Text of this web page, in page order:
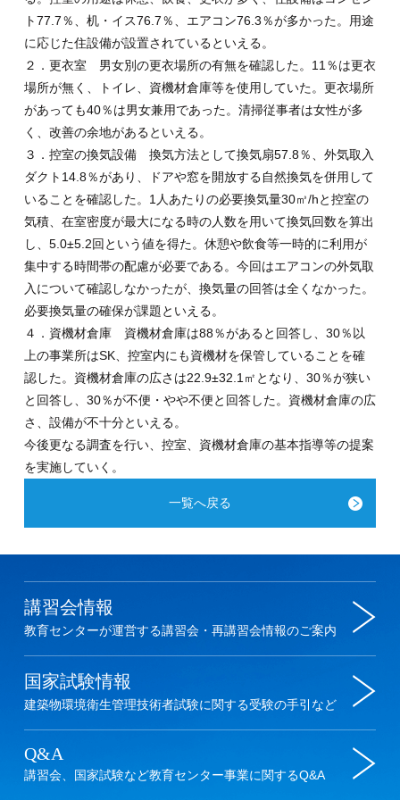
ト77.7％、机・イス76.7％、エアコン76.3％が多かった。用途
に応じた住設備が設置されているといえる。
２．更衣室 男女別の更衣場所の有無を確認した。11％は更衣
場所が無く、トイレ、資機材倉庫等を使用していた。更衣場所
があっても40％は男女兼用であった。清掃従事者は女性が多
く、改善の余地があるといえる。
３．控室の換気設備 換気方法として換気扇57.8％、外気取入
ダクト14.8％があり、ドアや窓を開放する自然換気を併用して
いることを確認した。1人あたりの必要換気量30㎥/hと控室の
気積、在室密度が最大になる時の人数を用いて換気回数を算出
し、5.0±5.2回という値を得た。休憩や飲食等一時的に利用が
集中する時間帯の配慮が必要である。今回はエアコンの外気取
入について確認しなかったが、換気量の回答は全くなかった。
必要換気量の確保が課題といえる。
４．資機材倉庫 資機材倉庫は88％があると回答し、30％以
上の事業所はSK、控室内にも資機材を保管していることを確
認した。資機材倉庫の広さは22.9±32.1㎡となり、30％が狭い
と回答し、30％が不便・やや不便と回答した。資機材倉庫の広
さ、設備が不十分といえる。
今後更なる調査を行い、控室、資機材倉庫の基本指導等の提案
を実施していく。
一覧へ戻る